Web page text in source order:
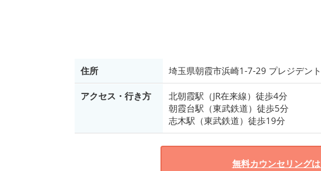
住所 埼玉県朝霞市浜崎1-7-29 プレジデン
アクセス・行き方
北朝霞駅（JR在来線）徒歩4分
朝霞台駅（東武鉄道）徒歩5分
志木駅（東武鉄道）徒歩19分
無料カウンセリング